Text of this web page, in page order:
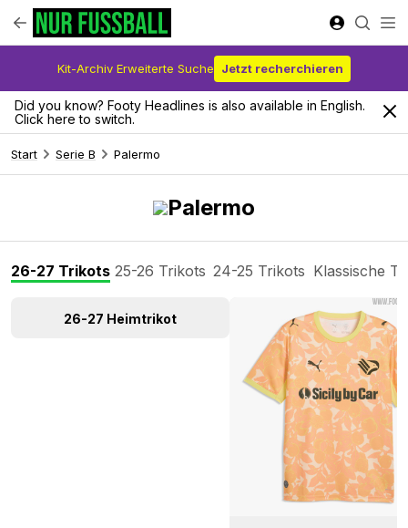
Kit-Archiv Erweiterte Suche Jetzt recherchieren
Did you know? Footy Headlines is also available in English.
Click here to switch.
Start Serie B Palermo
Palermo
26-27 Trikots 25-26 Trikots 24-25 Trikots Klassische
26-27 Heimtrikot